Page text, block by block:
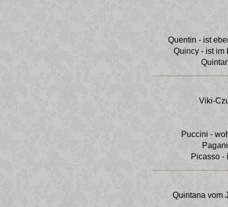
Quentin - ist
Quincy - ist im
Viki-
Puccini -
Picasso -
Quintana vom